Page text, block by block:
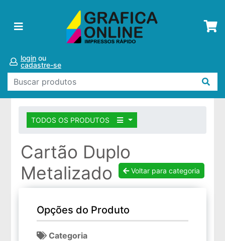
login ou
cadastre-se
TODOS OS PRODUTOS
Cartão Duplo
Metalizado
Voltar para categoria
Opções do Produto
Categoria